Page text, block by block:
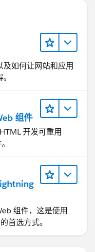
如何让网站和应用
组件
开发可重用
组件，这是使用
首选方式。